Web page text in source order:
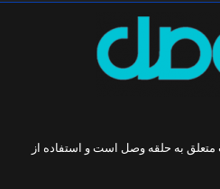
به حلقه وصل است و استفاده از